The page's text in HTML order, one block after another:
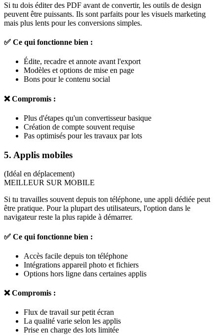
Si tu dois éditer des PDF avant de convertir, les outils de design
peuvent être puissants. Ils sont parfaits pour les visuels marketing
mais plus lents pour les conversions simples.
✅ Ce qui fonctionne bien :
Édite, recadre et annote avant l'export
Modèles et options de mise en page
Bons pour le contenu social
❌ Compromis :
Plus d'étapes qu'un convertisseur basique
Création de compte souvent requise
Pas optimisés pour les travaux par lots
5. Applis mobiles
(Idéal en déplacement)
MEILLEUR SUR MOBILE
Si tu travailles souvent depuis ton téléphone, une appli dédiée peut
être pratique. Pour la plupart des utilisateurs, l'option dans le
navigateur reste la plus rapide à démarrer.
✅ Ce qui fonctionne bien :
Accès facile depuis ton téléphone
Intégrations appareil photo et fichiers
Options hors ligne dans certaines applis
❌ Compromis :
Flux de travail sur petit écran
La qualité varie selon les applis
Prise en charge des lots limitée